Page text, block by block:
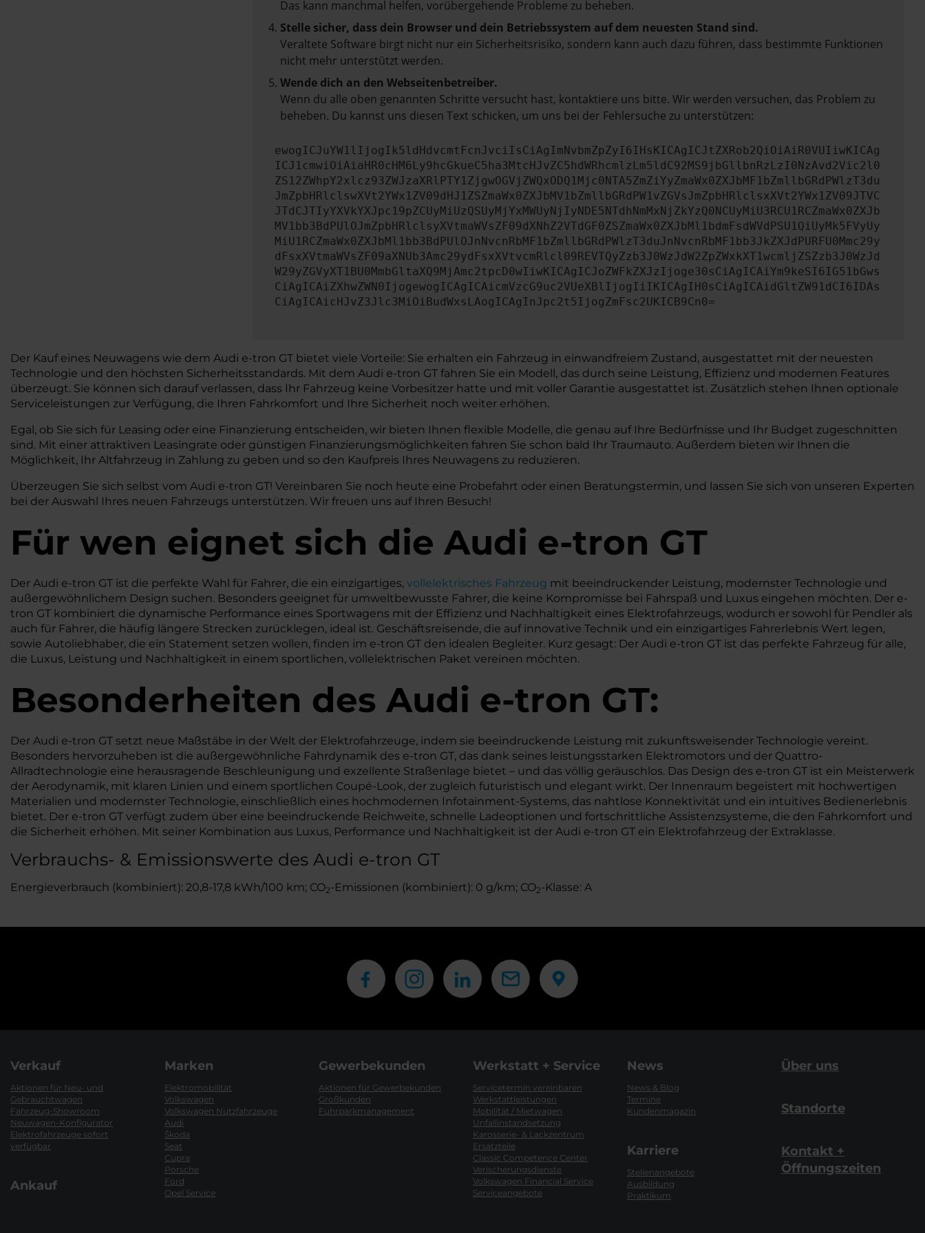
Das kann manchmal helfen, vorübergehende Probleme zu beheben.
Stelle sicher, dass dein Browser und dein Betriebssystem auf dem neuesten Stand sind.
Veraltete Software birgt nicht nur ein Sicherheitsrisiko, sondern kann auch dazu führen, dass bestimmte Funktionen
nicht mehr unterstützt werden.
Wende dich an den Webseitenbetreiber.
Wenn du alle oben genannten Schritte versucht hast, kontaktiere uns bitte. Wir werden versuchen, das Problem zu
beheben. Du kannst uns diesen Text schicken, um uns bei der Fehlersuche zu unterstützen:
ewogICJuYW1lIjogIk5ldHdvcmtFcnJvciIsCiAgImNvbmZpZyI6IHsKICAgICJtZXRob2QiOiAiR0VUIiwKICAg
ICJ1cmwiOiAiaHR0cHM6Ly9hcGkueC5ha3MtcHJvZC5hdWRhcmlzLm5ldC92MS9jbGllbnRzLzI0NzAvd2Vic2l0
ZS12ZWhpY2xlcz93ZWJzaXRlPTY1ZjgwOGVjZWQxODQ1Mjc0NTA5ZmZiYyZmaWx0ZXJbMF1bZmllbGRdPWlzT3du
JmZpbHRlclswXVt2YWx1ZV09dHJ1ZSZmaWx0ZXJbMV1bZmllbGRdPW1vZGVsJmZpbHRlclsxXVt2YWx1ZV09JTVC
JTdCJTIyYXVkYXJpc19pZCUyMiUzQSUyMjYxMWUyNjIyNDE5NTdhNmMxNjZkYzQ0NCUyMiU3RCU1RCZmaWx0ZXJb
MV1bb3BdPUlOJmZpbHRlclsyXVtmaWVsZF09dXNhZ2VTdGF0ZSZmaWx0ZXJbMl1bdmFsdWVdPSU1QiUyMk5FVyUy
MiU1RCZmaWx0ZXJbMl1bb3BdPUlOJnNvcnRbMF1bZmllbGRdPWlzT3duJnNvcnRbMF1bb3JkZXJdPURFU0Mmc29y
dFsxXVtmaWVsZF09aXNUb3Amc29ydFsxXVtvcmRlcl09REVTQyZzb3J0WzJdW2ZpZWxkXT1wcmljZSZzb3J0WzJd
W29yZGVyXT1BU0MmbGltaXQ9MjAmc2tpcD0wIiwKICAgICJoZWFkZXJzIjoge30sCiAgICAiYm9keSI6IG51bGws
CiAgICAiZXhwZWN0IjogewogICAgICAicmVzcG9uc2VUeXBlIjogIiIKICAgIH0sCiAgICAidGltZW91dCI6IDAs
CiAgICAicHJvZ3Jlc3MiOiBudWxsLAogICAgInJpc2t5IjogZmFsc2UKICB9Cn0=
Der Kauf eines Neuwagens wie dem Audi e-tron GT bietet viele Vorteile: Sie erhalten ein Fahrzeug in einwandfreiem Zustand, ausgestattet mit der neuesten
Technologie und den höchsten Sicherheitsstandards. Mit dem Audi e-tron GT fahren Sie ein Modell, das durch seine Leistung, Effizienz und modernen Features
überzeugt. Sie können sich darauf verlassen, dass Ihr Fahrzeug keine Vorbesitzer hatte und mit voller Garantie ausgestattet ist. Zusätzlich stehen Ihnen optionale
Serviceleistungen zur Verfügung, die Ihren Fahrkomfort und Ihre Sicherheit noch weiter erhöhen.
Egal, ob Sie sich für Leasing oder eine Finanzierung entscheiden, wir bieten Ihnen flexible Modelle, die genau auf Ihre Bedürfnisse und Ihr Budget zugeschnitten
sind. Mit einer attraktiven Leasingrate oder günstigen Finanzierungsmöglichkeiten fahren Sie schon bald Ihr Traumauto. Außerdem bieten wir Ihnen die
Möglichkeit, Ihr Altfahrzeug in Zahlung zu geben und so den Kaufpreis Ihres Neuwagens zu reduzieren.
Überzeugen Sie sich selbst vom Audi e-tron GT! Vereinbaren Sie noch heute eine Probefahrt oder einen Beratungstermin, und lassen Sie sich von unseren Experten
bei der Auswahl Ihres neuen Fahrzeugs unterstützen. Wir freuen uns auf Ihren Besuch!
Für wen eignet sich die Audi e-tron GT
Der Audi e-tron GT ist die perfekte Wahl für Fahrer, die ein einzigartiges, vollelektrisches Fahrzeug mit beeindruckender Leistung, modernster Technologie und
außergewöhnlichem Design suchen. Besonders geeignet für umweltbewusste Fahrer, die keine Kompromisse bei Fahrspaß und Luxus eingehen möchten. Der e-
tron GT kombiniert die dynamische Performance eines Sportwagens mit der Effizienz und Nachhaltigkeit eines Elektrofahrzeugs, wodurch er sowohl für Pendler als
auch für Fahrer, die häufig längere Strecken zurücklegen, ideal ist. Geschäftsreisende, die auf innovative Technik und ein einzigartiges Fahrerlebnis Wert legen,
sowie Autoliebhaber, die ein Statement setzen wollen, finden im e-tron GT den idealen Begleiter. Kurz gesagt: Der Audi e-tron GT ist das perfekte Fahrzeug für alle,
die Luxus, Leistung und Nachhaltigkeit in einem sportlichen, vollelektrischen Paket vereinen möchten.
Besonderheiten des Audi e-tron GT:
Der Audi e-tron GT setzt neue Maßstäbe in der Welt der Elektrofahrzeuge, indem sie beeindruckende Leistung mit zukunftsweisender Technologie vereint.
Besonders hervorzuheben ist die außergewöhnliche Fahrdynamik des e-tron GT, das dank seines leistungsstarken Elektromotors und der Quattro-
Allradtechnologie eine herausragende Beschleunigung und exzellente Straßenlage bietet – und das völlig geräuschlos. Das Design des e-tron GT ist ein Meisterwerk
der Aerodynamik, mit klaren Linien und einem sportlichen Coupé-Look, der zugleich futuristisch und elegant wirkt. Der Innenraum begeistert mit hochwertigen
Materialien und modernster Technologie, einschließlich eines hochmodernen Infotainment-Systems, das nahtlose Konnektivität und ein intuitives Bedienerlebnis
bietet. Der e-tron GT verfügt zudem über eine beeindruckende Reichweite, schnelle Ladeoptionen und fortschrittliche Assistenzsysteme, die den Fahrkomfort und
die Sicherheit erhöhen. Mit seiner Kombination aus Luxus, Performance und Nachhaltigkeit ist der Audi e-tron GT ein Elektrofahrzeug der Extraklasse.
Verbrauchs- & Emissionswerte des Audi e-tron GT
Energieverbrauch (kombiniert): 20,8-17,8 kWh/100 km; CO2-Emissionen (kombiniert): 0 g/km; CO2-Klasse: A
Verkauf
Aktionen für Neu- und
Gebrauchtwagen
Fahrzeug-Showroom
Neuwagen-Konfigurator
Elektrofahrzeuge sofort
verfügbar
Ankauf
Marken
Elektromobilität
Volkswagen
Volkswagen Nutzfahrzeuge
Audi
Škoda
Seat
Cupra
Porsche
Ford
Opel Service
Gewerbekunden
Aktionen für Gewerbekunden
Großkunden
Fuhrparkmanagement
Werkstatt + Service
Servicetermin vereinbaren
Werkstattleistungen
Mobilität / Mietwagen
Unfallinstandsetzung
Karosserie- & Lackzentrum
Ersatzteile
Classic Competence Center
Verischerungsdienste
Volkswagen Financial Service
Serviceangebote
News
News & Blog
Termine
Kundenmagazin
Karriere
Stellenangebote
Ausbildung
Praktikum
Über uns
Standorte
Kontakt +
Öffnungszeiten